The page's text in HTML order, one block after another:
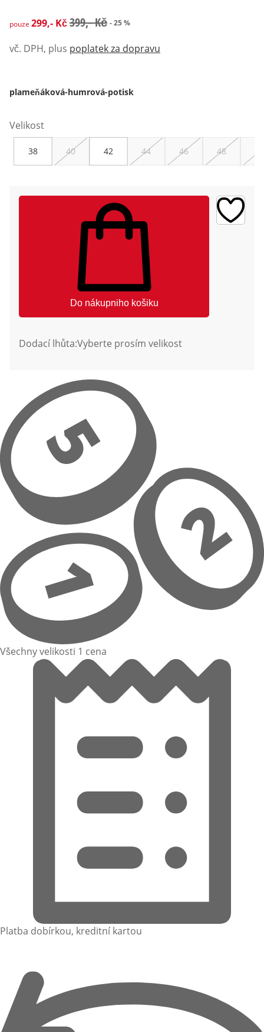
zlevněná cena: 299,- Kč, původní cena: 399,- Kč
pouze 299,- Kč399,- Kč - 25 %
vč. DPH, plus poplatek za dopravu
plameňáková-humrová-potisk
Velikost
38 40 42 44 46 48
Do nákupniho košiku
Dodací lhůta:Vyberte prosím velikost
Všechny velikosti 1 cena
Platba dobírkou, kreditní kartou